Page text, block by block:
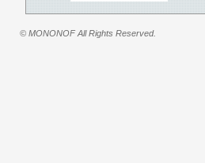
© MONONOF All Rights Reserved.